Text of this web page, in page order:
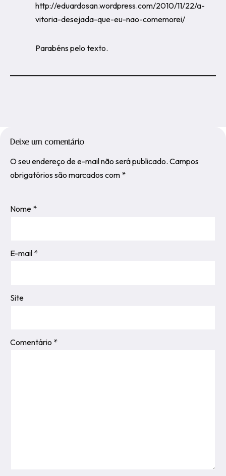
http://eduardosan.wordpress.com/2010/11/22/a-
vitoria-desejada-que-eu-nao-comemorei/
Parabéns pelo texto.
Deixe um comentário
O seu endereço de e-mail não será publicado. Campos
obrigatórios são marcados com *
Nome *
E-mail *
Site
Comentário *